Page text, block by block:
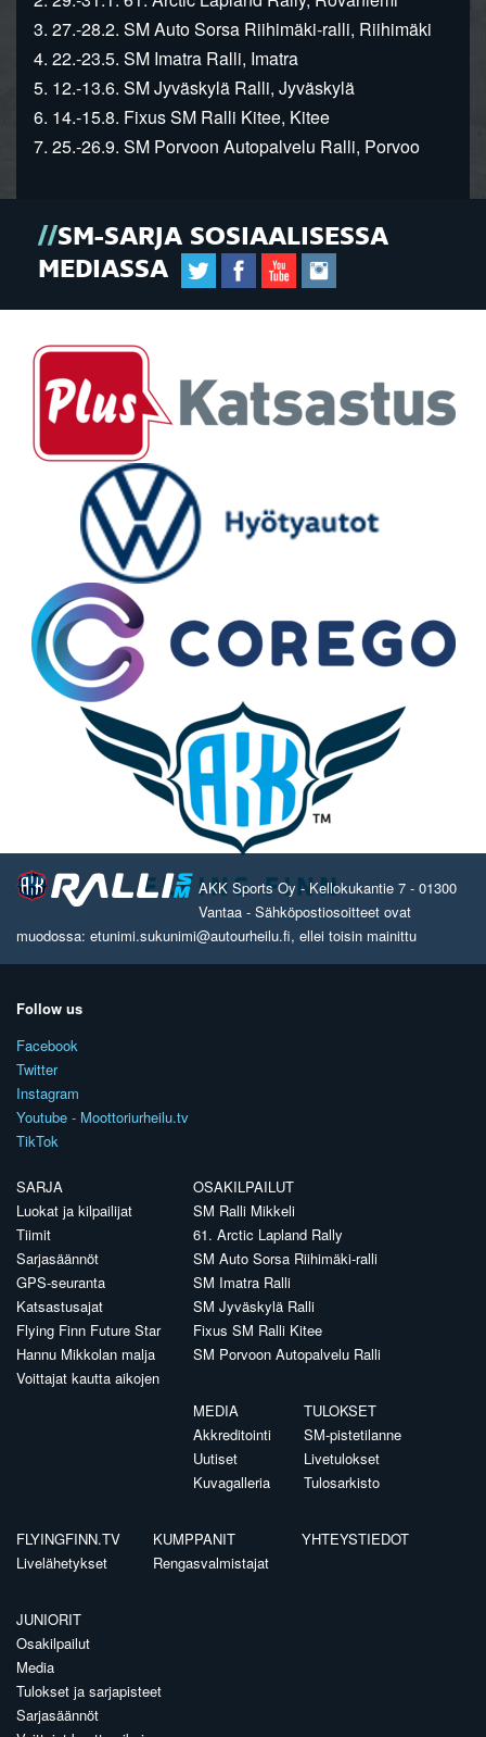
3. 27.-28.2. SM Auto Sorsa Riihimäki-ralli, Riihimäki
4. 22.-23.5. SM Imatra Ralli, Imatra
5. 12.-13.6. SM Jyväskylä Ralli, Jyväskylä
6. 14.-15.8. Fixus SM Ralli Kitee, Kitee
7. 25.-26.9. SM Porvoon Autopalvelu Ralli, Porvoo
SM-SARJA SOSIAALISESSA
MEDIASSA
AKK Sports Oy - Kellokukantie 7 - 01300
Vantaa - Sähköpostiosoitteet ovat
muodossa: etunimi.sukunimi@autourheilu.fi, ellei toisin mainittu
Follow us
Facebook
Twitter
Instagram
Youtube - Moottoriurheilu.tv
TikTok
SARJA
Luokat ja kilpailijat
Tiimit
Sarjasäännöt
GPS-seuranta
Katsastusajat
Flying Finn Future Star
Hannu Mikkolan malja
Voittajat kautta aikojen
OSAKILPAILUT
SM Ralli Mikkeli
61. Arctic Lapland Rally
SM Auto Sorsa Riihimäki-ralli
SM Imatra Ralli
SM Jyväskylä Ralli
Fixus SM Ralli Kitee
SM Porvoon Autopalvelu Ralli
MEDIA
Akkreditointi
Uutiset
Kuvagalleria
TULOKSET
SM-pistetilanne
Livetulokset
Tulosarkisto
FLYINGFINN.TV
Livelähetykset
KUMPPANIT
Rengasvalmistajat
YHTEYSTIEDOT
JUNIORIT
Osakilpailut
Media
Tulokset ja sarjapisteet
Sarjasäännöt